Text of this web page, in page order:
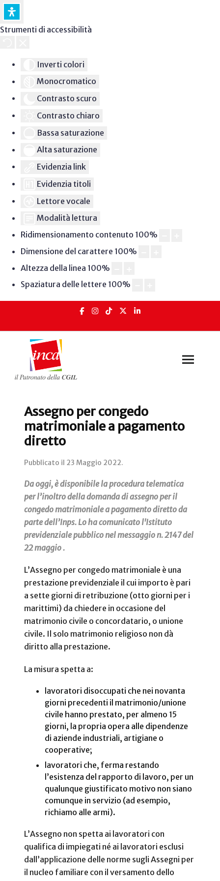
Strumenti di accessibilità
Inverti colori
Monocromatico
Contrasto scuro
Contrasto chiaro
Bassa saturazione
Alta saturazione
Evidenzia link
Evidenzia titoli
Lettore vocale
Modalità lettura
Ridimensionamento contenuto 100%
Dimensione del carattere 100%
Altezza della linea 100%
Spaziatura delle lettere 100%
Assegno per congedo
matrimoniale a pagamento
diretto
Pubblicato il 23 Maggio 2022.
Da oggi, è disponibile la procedura telematica
per l’inoltro della domanda di assegno per il
congedo matrimoniale a pagamento diretto da
parte dell’Inps. Lo ha comunicato l'Istituto
previdenziale pubblico nel messaggio n. 2147 del
22 maggio .
L’Assegno per congedo matrimoniale è una
prestazione previdenziale il cui importo è pari
a sette giorni di retribuzione (otto giorni per i
marittimi) da chiedere in occasione del
matrimonio civile o concordatario, o unione
civile. Il solo matrimonio religioso non dà
diritto alla prestazione.
La misura spetta a:
lavoratori disoccupati che nei novanta
giorni precedenti il matrimonio/unione
civile hanno prestato, per almeno 15
giorni, la propria opera alle dipendenze
di aziende industriali, artigiane o
cooperative;
lavoratori che, ferma restando
l’esistenza del rapporto di lavoro, per un
qualunque giustificato motivo non siano
comunque in servizio (ad esempio,
richiamo alle armi).
L’Assegno non spetta ai lavoratori con
qualifica di impiegati né ai lavoratori esclusi
dall’applicazione delle norme sugli Assegni per
il nucleo familiare con il versamento dello